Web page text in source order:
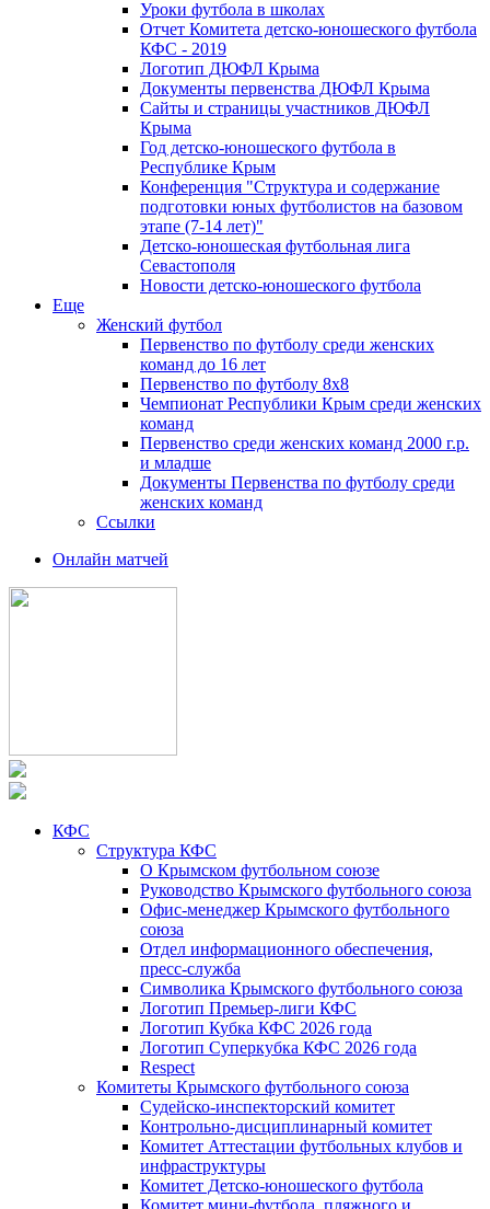
Уроки футбола в школах
Отчет Комитета детско-юношеского футбола
КФС - 2019
Логотип ДЮФЛ Крыма
Документы первенства ДЮФЛ Крыма
Сайты и страницы участников ДЮФЛ
Крыма
Год детско-юношеского футбола в
Республике Крым
Конференция "Структура и содержание
подготовки юных футболистов на базовом
этапе (7-14 лет)"
Детско-юношеская футбольная лига
Севастополя
Новости детско-юношеского футбола
Еще
Женский футбол
Первенство по футболу среди женских
команд до 16 лет
Первенство по футболу 8х8
Чемпионат Республики Крым среди женских
команд
Первенство среди женских команд 2000 г.р.
и младше
Документы Первенства по футболу среди
женских команд
Ссылки
Онлайн матчей
КФС
Структура КФС
О Крымском футбольном союзе
Руководство Крымского футбольного союза
Офис-менеджер Крымского футбольного
союза
Отдел информационного обеспечения,
пресс-служба
Символика Крымского футбольного союза
Логотип Премьер-лиги КФС
Логотип Кубка КФС 2026 года
Логотип Суперкубка КФС 2026 года
Respect
Комитеты Крымского футбольного союза
Судейско-инспекторский комитет
Контрольно-дисциплинарный комитет
Комитет Аттестации футбольных клубов и
инфраструктуры
Комитет Детско-юношеского футбола
Комитет мини-футбола, пляжного и